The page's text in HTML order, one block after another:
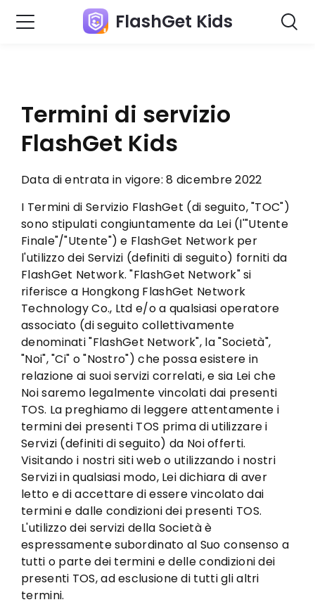
FlashGet Kids
Termini di servizio
FlashGet Kids
Data di entrata in vigore: 8 dicembre 2022
I Termini di Servizio FlashGet (di seguito, "TOC")
sono stipulati congiuntamente da Lei (l'"Utente
Finale"/"Utente") e FlashGet Network per
l'utilizzo dei Servizi (definiti di seguito) forniti da
FlashGet Network. "FlashGet Network" si
riferisce a Hongkong FlashGet Network
Technology Co., Ltd e/o a qualsiasi operatore
associato (di seguito collettivamente
denominati "FlashGet Network", la "Società",
"Noi", "Ci" o "Nostro") che possa esistere in
relazione ai suoi servizi correlati, e sia Lei che
Noi saremo legalmente vincolati dai presenti
TOS. La preghiamo di leggere attentamente i
termini dei presenti TOS prima di utilizzare i
Servizi (definiti di seguito) da Noi offerti.
Visitando i nostri siti web o utilizzando i nostri
Servizi in qualsiasi modo, Lei dichiara di aver
letto e di accettare di essere vincolato dai
termini e dalle condizioni dei presenti TOS.
L'utilizzo dei servizi della Società è
espressamente subordinato al Suo consenso a
tutti o parte dei termini e delle condizioni dei
presenti TOS, ad esclusione di tutti gli altri
termini.